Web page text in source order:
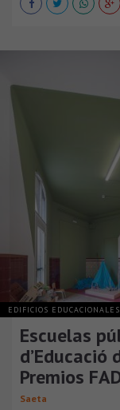
EDIFICIOS EDUCACIONALES
Escuelas
d’Educació
Premios
Saeta